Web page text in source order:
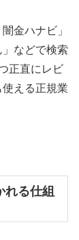
金ハナビ」
」などで検索
正直にレビ
える正規業
れる仕組